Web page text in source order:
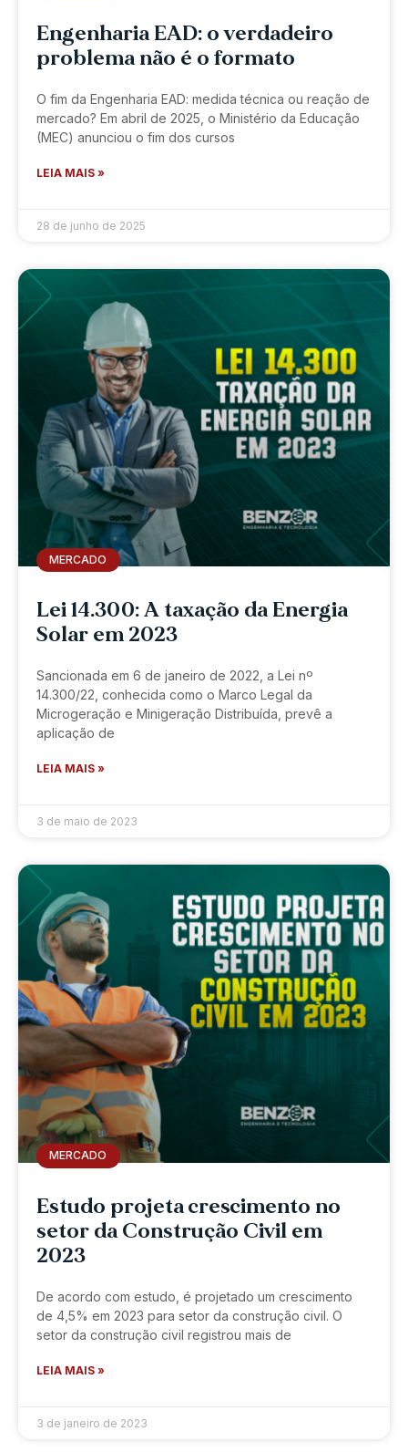
Engenharia EAD: o verdadeiro
problema não é o formato
O fim da Engenharia EAD: medida técnica ou reação de
mercado? Em abril de 2025, o Ministério da Educação
(MEC) anunciou o fim dos cursos
LEIA MAIS »
28 de junho de 2025
MERCADO
Lei 14.300: A taxação da Energia
Solar em 2023
Sancionada em 6 de janeiro de 2022, a Lei nº
14.300/22, conhecida como o Marco Legal da
Microgeração e Minigeração Distribuída, prevê a
aplicação de
LEIA MAIS »
3 de maio de 2023
MERCADO
Estudo projeta crescimento no
setor da Construção Civil em
2023
De acordo com estudo, é projetado um crescimento
de 4,5% em 2023 para setor da construção civil. O
setor da construção civil registrou mais de
LEIA MAIS »
3 de janeiro de 2023